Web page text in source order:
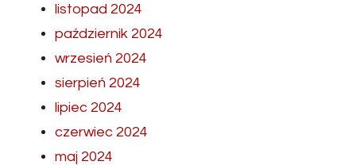
listopad 2024
październik 2024
wrzesień 2024
sierpień 2024
lipiec 2024
czerwiec 2024
maj 2024